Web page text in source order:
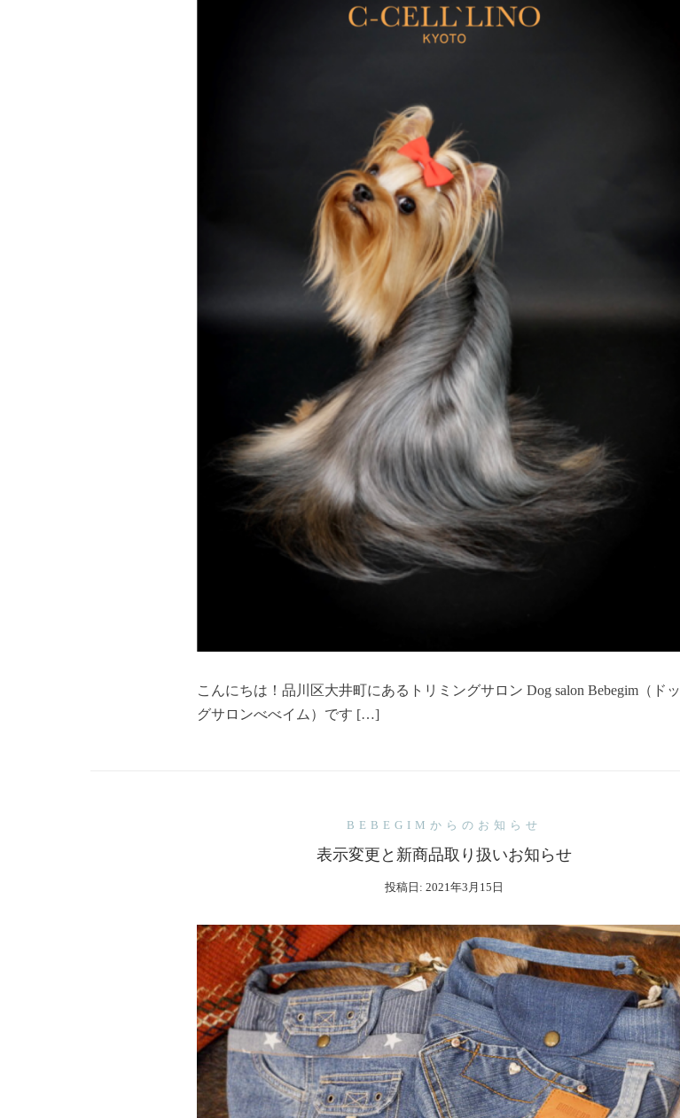
こんにちは！品川区大井町にあるトリミングサロン Dog salon Bebegim（ドッ
グサロンべべイム）です […]
BEBEGIMからのお知らせ
表示変更と新商品取り扱いお知らせ
投稿日: 2021年3月15日